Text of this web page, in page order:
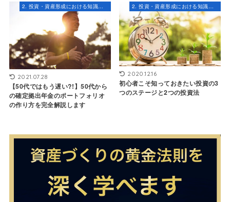
2021.07.28
【50代ではもう遅い?!】50代から
の確定拠出年金のポートフォリオ
の作り方を完全解説します
2020.12.16
初心者こそ知っておきたい投資の3
つのステージと2つの投資法